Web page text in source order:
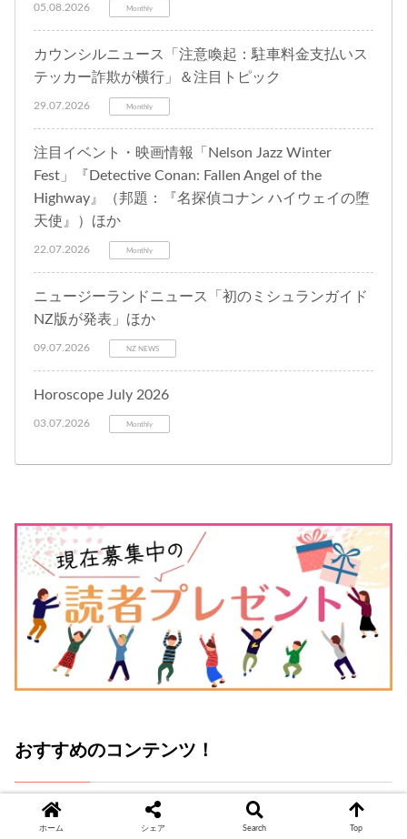
05.08.2026 Monthly
カウンシルニュース「注意喚起：駐車料金支払いス
テッカー詐欺が横行」＆注目トピック
29.07.2026 Monthly
注目イベント・映画情報「Nelson Jazz Winter
Fest」『Detective Conan: Fallen Angel of the
Highway』（邦題：『名探偵コナン ハイウェイの堕
天使』）ほか
22.07.2026 Monthly
ニュージーランドニュース「初のミシュランガイド
NZ版が発表」ほか
09.07.2026 NZ NEWS
Horoscope July 2026
03.07.2026 Monthly
おすすめのコンテンツ！
見逃していませんか？ 最近追加された記事とNZ
ホーム シェア Search Top